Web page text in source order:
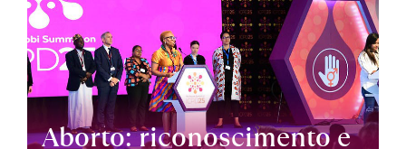
Aborto: riconoscimento e